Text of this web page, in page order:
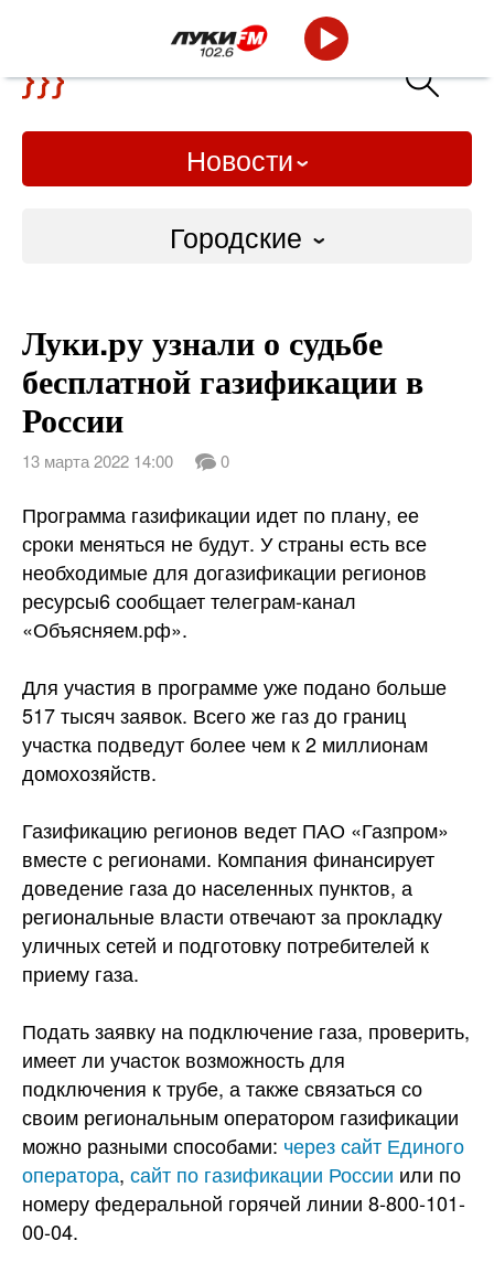
Новости
Городские
Слово Дело
Народные
ВТРК
Луки.ру узнали о судьбе
бесплатной газификации в
России
13 марта 2022 14:00 0
Программа газификации идет по плану, ее
сроки меняться не будут. У страны есть все
необходимые для догазификации регионов
ресурсы6 сообщает телеграм-канал
«Объясняем.рф».
Для участия в программе уже подано больше
517 тысяч заявок. Всего же газ до границ
участка подведут более чем к 2 миллионам
домохозяйств.
Газификацию регионов ведет ПАО «Газпром»
вместе с регионами. Компания финансирует
доведение газа до населенных пунктов, а
региональные власти отвечают за прокладку
уличных сетей и подготовку потребителей к
приему газа.
Подать заявку на подключение газа, проверить,
имеет ли участок возможность для
подключения к трубе, а также связаться со
своим региональным оператором газификации
можно разными способами: через сайт Единого
оператора, сайт по газификации России или по
номеру федеральной горячей линии 8-800-101-
00-04.